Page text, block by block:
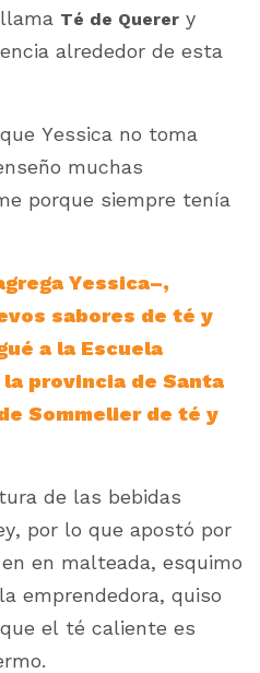
Té de Querer y
alrededor de esta
Yessica no toma
muchas
porque siempre tenía
Yessica–,
sabores de té y
a la Escuela
provincia de Santa
Sommelier de té y
de las bebidas
por lo que apostó por
en malteada, esquimo
emprendedora, quiso
el té caliente es